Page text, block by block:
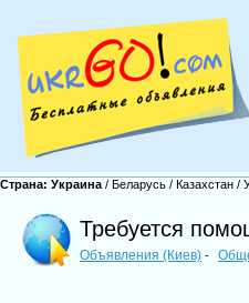
Страна: Украина / Беларусь / Казахстан /
Требуется
Объявления (Киев) -